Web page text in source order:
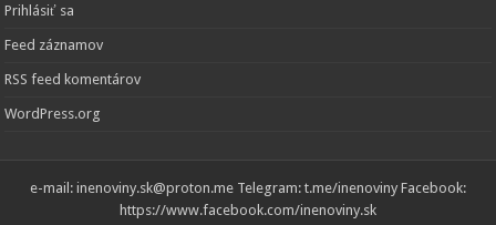
Prihlásiť sa
Feed záznamov
RSS feed komentárov
WordPress.org
e-mail: inenoviny.sk@proton.me Telegram: t.me/inenoviny Facebook:
https://www.facebook.com/inenoviny.sk